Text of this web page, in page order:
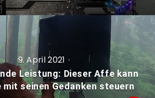
9. April 2021
Leistung: Dieser Affe kann
mit seinen Gedanken steuern